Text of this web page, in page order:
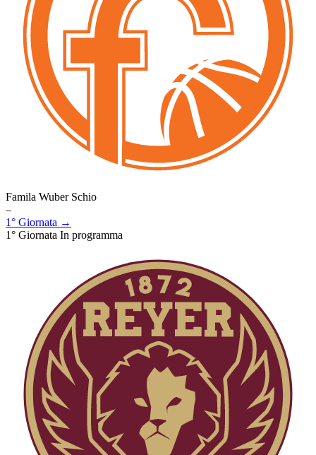
Famila Wuber Schio
–
1° Giornata →
1° Giornata In programma